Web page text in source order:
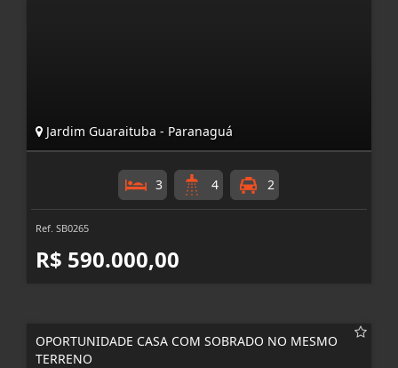
Jardim Guaraituba - Paranaguá
3 4 2
Ref. SB0265
R$ 590.000,00
OPORTUNIDADE CASA COM SOBRADO NO MESMO
TERRENO